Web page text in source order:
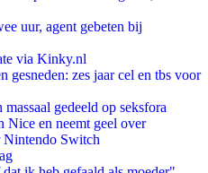
uur, agent gebeten bij
via Kinky.nl
gesneden: zes jaar cel en tbs voor
gedeeld op seksfora
Nice en neemt geel over
Nintendo Switch